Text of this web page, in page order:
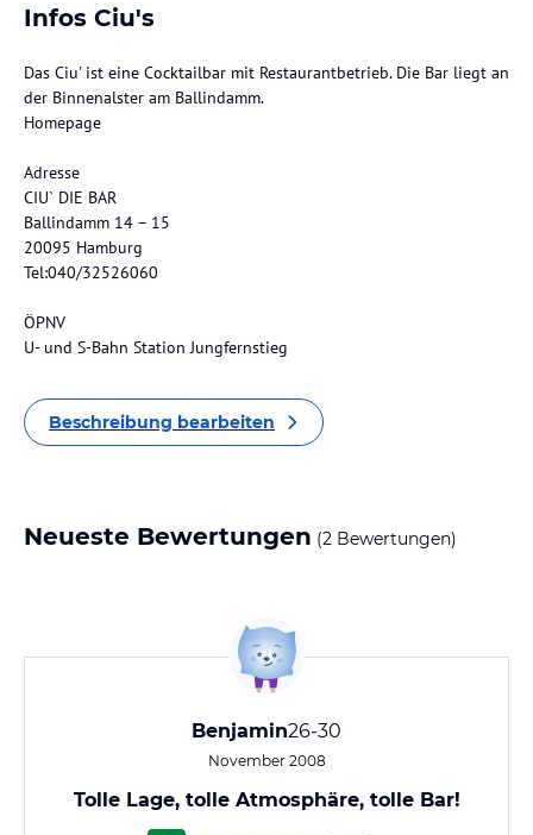
Infos Ciu's
Das Ciu' ist eine Cocktailbar mit Restaurantbetrieb. Die Bar liegt an
der Binnenalster am Ballindamm.
Homepage
Adresse
CIU` DIE BAR
Ballindamm 14 – 15
20095 Hamburg
Tel:040/32526060
ÖPNV
U- und S-Bahn Station Jungfernstieg
Beschreibung bearbeiten
Neueste Bewertungen (2 Bewertungen)
Benjamin26-30
November 2008
Tolle Lage, tolle Atmosphäre, tolle Bar!